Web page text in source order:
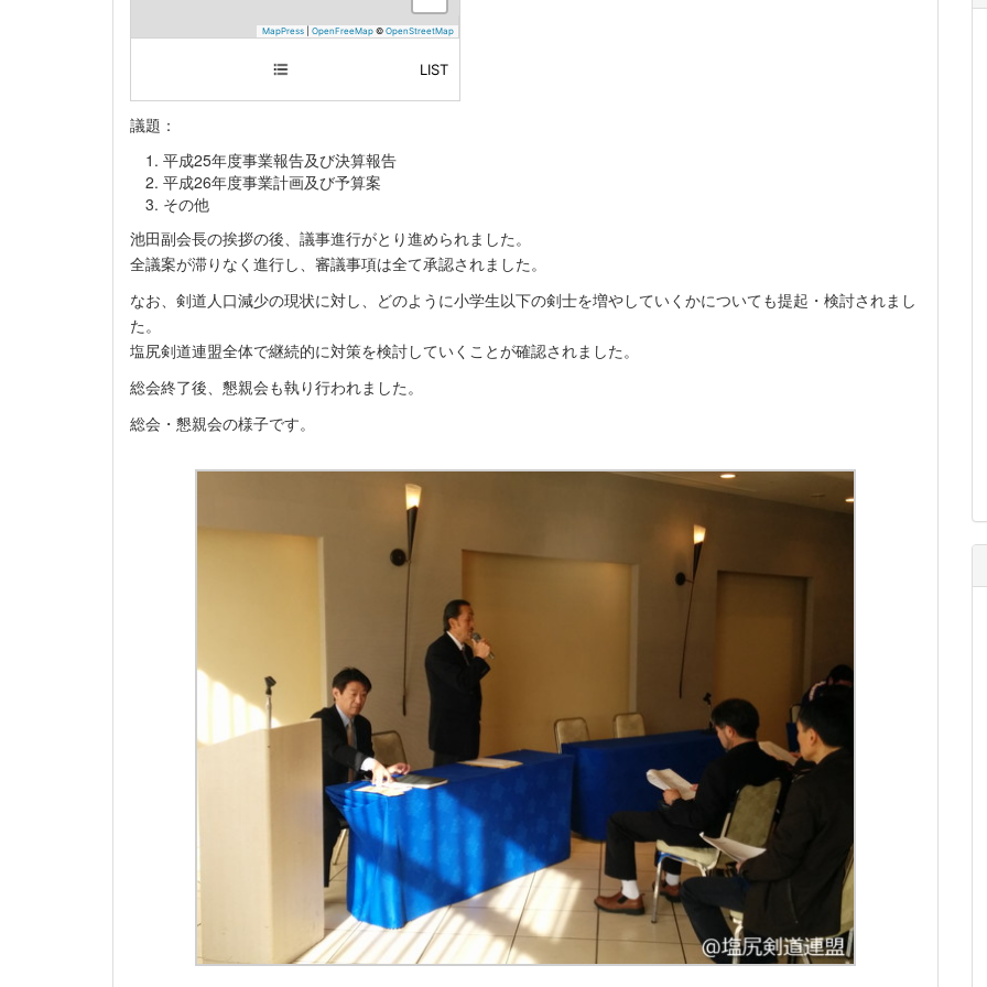
塩尻市 中信会館
MapPress OpenFreeMap © OpenStreetMap
LIST
議題：
平成25年度事業報告及び決算報告
平成26年度事業計画及び予算案
その他
池田副会長の挨拶の後、議事進行がとり進められました。
全議案が滞りなく進行し、審議事項は全て承認されました。
なお、剣道人口減少の現状に対し、どのように小学生以下の剣士を増やしていくかについても提起・検討されまし
た。
塩尻剣道連盟全体で継続的に対策を検討していくことが確認されました。
総会終了後、懇親会も執り行われました。
総会・懇親会の様子です。